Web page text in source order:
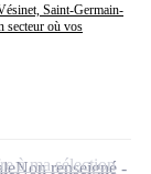
Saint-Germain-
secteur où vos
Non renseigné
à ma sélection